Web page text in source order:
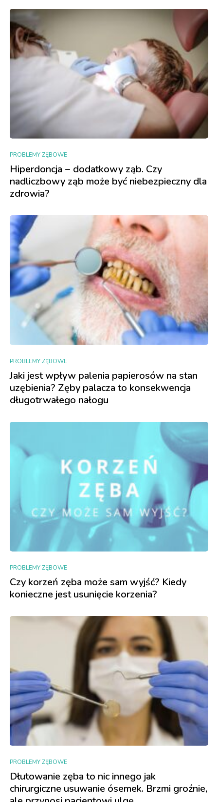
PROBLEMY ZĘBOWE
Hiperdoncja − dodatkowy ząb. Czy
nadliczbowy ząb może być niebezpieczny dla
zdrowia?
PROBLEMY ZĘBOWE
Jaki jest wpływ palenia papierosów na stan
uzębienia? Zęby palacza to konsekwencja
długotrwałego nałogu
PROBLEMY ZĘBOWE
Czy korzeń zęba może sam wyjść? Kiedy
konieczne jest usunięcie korzenia?
PROBLEMY ZĘBOWE
Dłutowanie zęba to nic innego jak
chirurgiczne usuwanie ósemek. Brzmi groźnie,